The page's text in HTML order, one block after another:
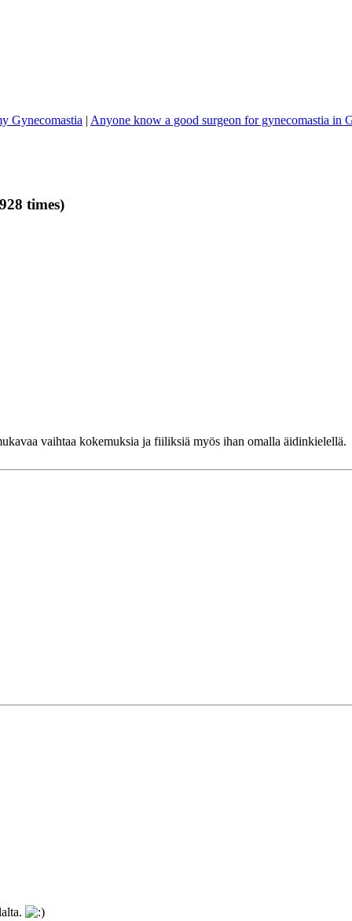
Gynecomastia | Anyone know a good surgeon for gynecomastia in
times)
vaihtaa kokemuksia ja fiiliksiä myös ihan omalla äidinkielellä.